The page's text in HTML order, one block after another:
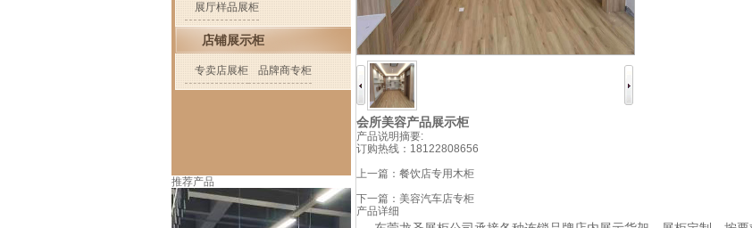
展厅样品展柜
店铺展示柜
专卖店展柜 品牌商专柜
推荐产品
会所美容产品展示柜
产品说明摘要:
订购热线： 18122808656
上一篇： 餐饮店专用木柜
下一篇： 美容汽车店专柜
产品详细